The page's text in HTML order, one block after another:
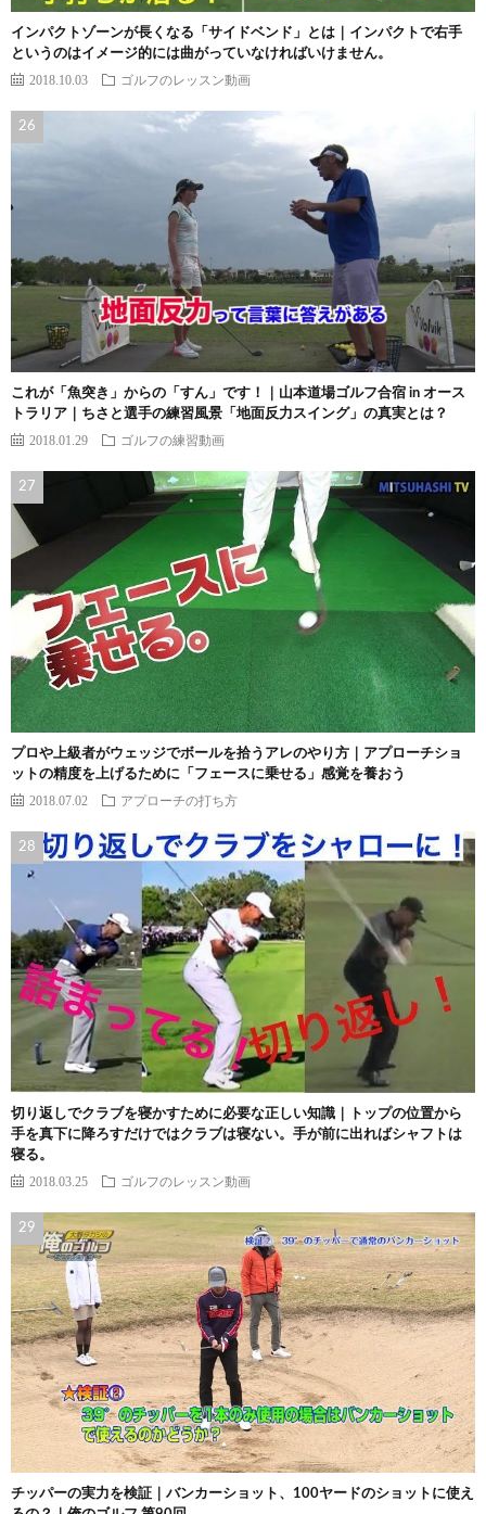
インパクトゾーンが長くなる「サイドベンド」とは｜インパクトで右手
というのはイメージ的には曲がっていなければいけません。
2018.10.03 ゴルフのレッスン動画
これが「魚突き」からの「すん」です！｜山本道場ゴルフ合宿 in オース
トラリア｜ちさと選手の練習風景「地面反力スイング」の真実とは？
2018.01.29 ゴルフの練習動画
プロや上級者がウェッジでボールを拾うアレのやり方｜アプローチショ
ットの精度を上げるために「フェースに乗せる」感覚を養おう
2018.07.02 アプローチの打ち方
切り返しでクラブを寝かすために必要な正しい知識｜トップの位置から
手を真下に降ろすだけではクラブは寝ない。手が前に出ればシャフトは
寝る。
2018.03.25 ゴルフのレッスン動画
チッパーの実力を検証｜バンカーショット、100ヤードのショットに使え